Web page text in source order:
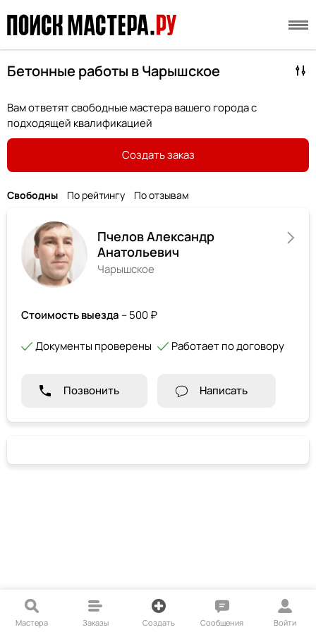
Бетонные работы в Чарышское
Вам ответят свободные мастера вашего города с
подходящей квалификацией
Создать заказ
Свободны По рейтингу По отзывам
Пчелов Александр
Анатольевич
Чарышское
Стоимость выезда – 500 ₽
Документы проверены Работает по договору
Позвонить Написать
Мастера Заказы Создать Сообщения Войти